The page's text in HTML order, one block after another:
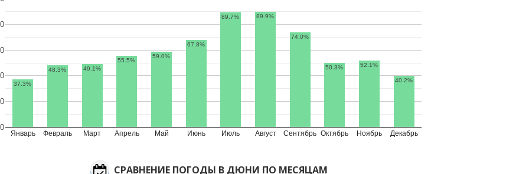
Январь Февраль Март Апрель Май Июнь Июль Август Сентябрь Октябрь Ноябрь Декабрь
0
37.3%
48.3% 49.1%
55.5%
59.0%
67.8%
89.7% 89.9%
74.0%
50.3% 52.1%
40.2%
СРАВНЕНИЕ ПОГОДЫ В ДЮНИ ПО МЕСЯЦАМ